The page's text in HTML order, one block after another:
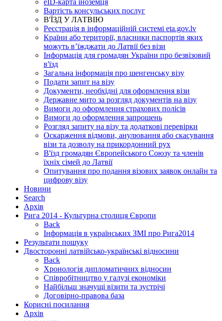
eID-карта іноземця
Вартість консульських послуг
В'ЇЗД У ЛАТВІЮ
Реєстрація в інформаційній системі eta.gov.lv
Країни або території, власники паспортів яких
можуть в’їжджати до Латвії без візи
Інформація для громадян України про безвізовий
в'їзд
Загальна інформація про шенгенську візу
Подати запит на візу
Документи, необхідні для оформлення візи
Державне мито за розгляд документів на візу
Вимоги до оформлення страхових полісів
Вимоги до оформлення запрошень
Розгляд запиту на візу та додаткові перевірки
Оскарження відмови, анулювання або скасування
візи та дозволу на прикордонний рух
В'їзд громадян Європейського Союзу та членів
їхніх сімей до Латвії
Опитування про подання візових заявок онлайн та
цифрову візу
Новини
Search
Aрхів
Рига 2014 - Культурна столиця Європи
Back
Інформація в українських ЗМІ про Рига2014
Результати пошуку
Двосторонні латвійсько-українські відносини
Back
Хронологія дипломатичних відносин
Співробітництво у галузі економіки
Найбільш значущі візити та зустрічі
Договірно-правова база
Корисні посилання
Архів